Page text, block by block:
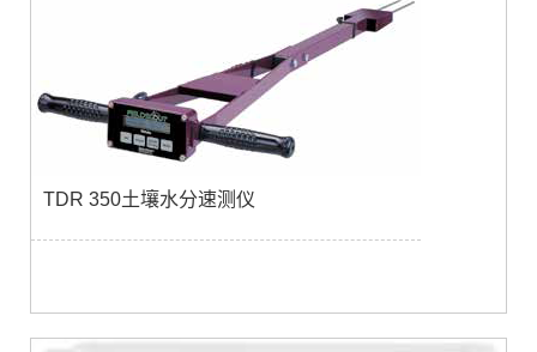
GPS模块。应用领域田间、温室或实验室内，快速的现场测量土壤水分
TDR 350土壤水分速测仪